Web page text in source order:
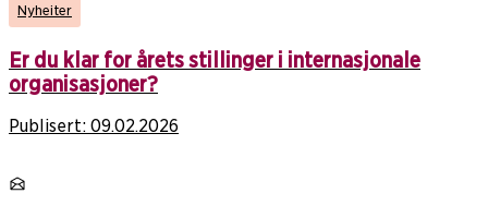
Nyheiter
Er du klar for årets stillinger i internasjonale
organisasjoner?
Publisert: 09.02.2026